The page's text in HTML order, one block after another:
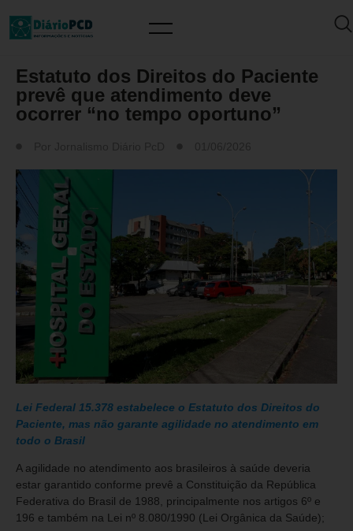
Estatuto dos Direitos do Paciente
prevê que atendimento deve
ocorrer “no tempo oportuno”
Lei Federal 15.378 estabelece o Estatuto dos Direitos do
Paciente, mas não garante agilidade no atendimento em
todo o Brasil
A agilidade no atendimento aos brasileiros à saúde deveria
estar garantido conforme prevê a Constituição da República
Federativa do Brasil de 1988, principalmente nos artigos 6º e
196 e também na Lei nº 8.080/1990 (Lei Orgânica da Saúde);